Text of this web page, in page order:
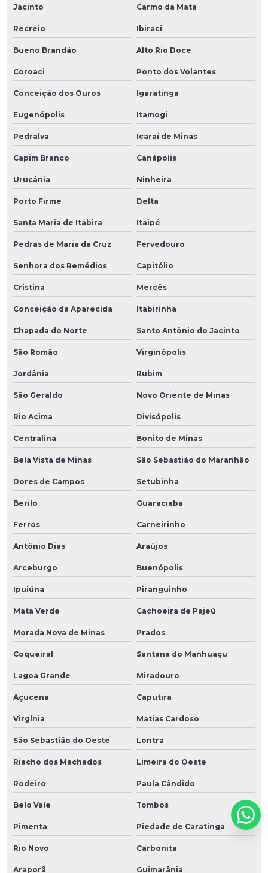
Jacinto Carmo da Mata
Recreio Ibiraci
Bueno Brandão Alto Rio Doce
Coroaci Ponto dos Volantes
Conceição dos Ouros Igaratinga
Eugenópolis Itamogi
Pedralva Icaraí de Minas
Capim Branco Canápolis
Urucânia Ninheira
Porto Firme Delta
Santa Maria de Itabira Itaipé
Pedras de Maria da Cruz Fervedouro
Senhora dos Remédios Capitólio
Cristina Mercês
Conceição da Aparecida Itabirinha
Chapada do Norte Santo Antônio do Jacinto
São Romão Virginópolis
Jordânia Rubim
São Geraldo Novo Oriente de Minas
Rio Acima Divisópolis
Centralina Bonito de Minas
Bela Vista de Minas São Sebastião do Maranhão
Dores de Campos Setubinha
Berilo Guaraciaba
Ferros Carneirinho
Antônio Dias Araújos
Arceburgo Buenópolis
Ipuiúna Piranguinho
Mata Verde Cachoeira de Pajeú
Morada Nova de Minas Prados
Coqueiral Santana do Manhuaçu
Lagoa Grande Miradouro
Açucena Caputira
Virgínia Matias Cardoso
São Sebastião do Oeste Lontra
Riacho dos Machados Limeira do Oeste
Rodeiro Paula Cândido
Belo Vale Tombos
Pimenta Piedade de Caratinga
Rio Novo Carbonita
Araporã Guimarânia